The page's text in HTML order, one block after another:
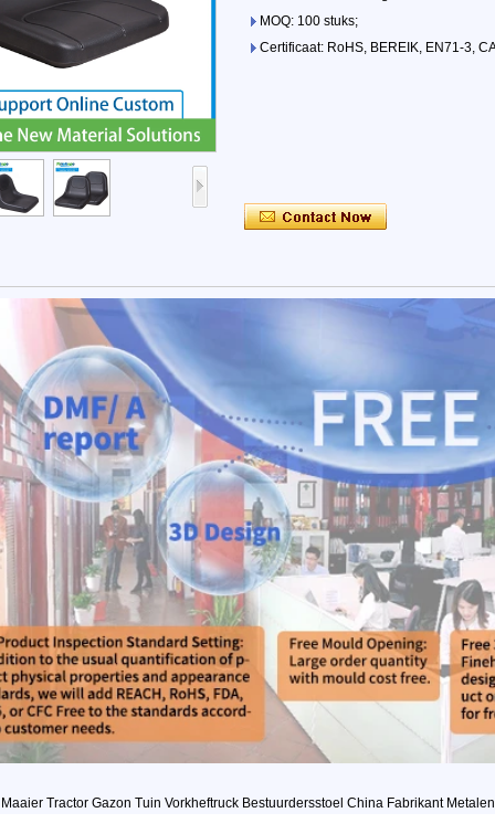
MOQ: 100 stuks;
Certificaat: RoHS, BEREIK, EN71-3,
Tractor Gazon Tuin Vorkheftruck Bestuurdersstoel China Fabrikant